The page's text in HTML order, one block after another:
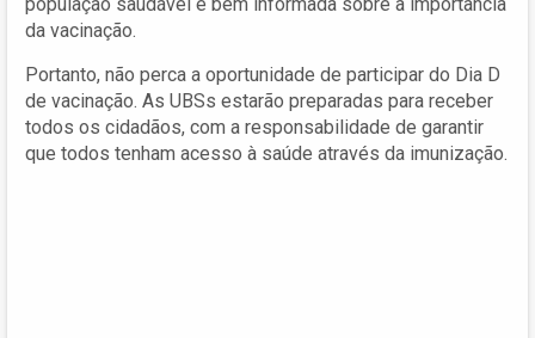
da vacinação.
Portanto, não perca a oportunidade de participar do Dia D
de vacinação. As UBSs estarão preparadas para receber
todos os cidadãos, com a responsabilidade de garantir
que todos tenham acesso à saúde através da imunização.